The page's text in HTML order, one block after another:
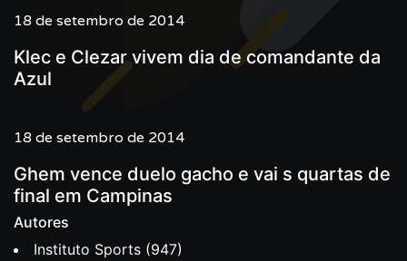
18 de setembro de 2014
Klec e Clezar vivem dia de comandante da
Azul
18 de setembro de 2014
Ghem vence duelo gacho e vai s quartas de
final em Campinas
Autores
Instituto Sports (947)